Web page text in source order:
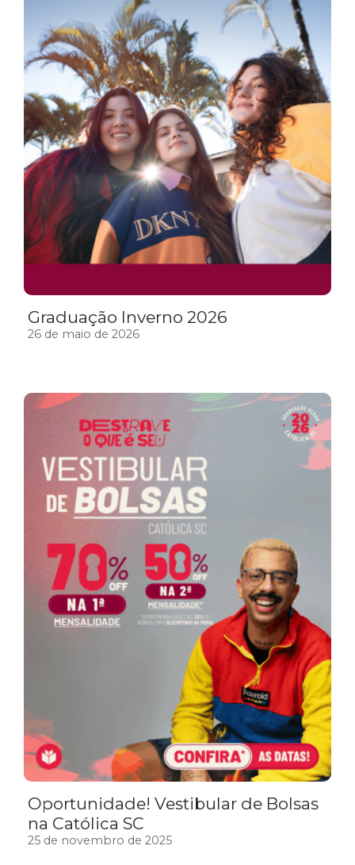
Graduação Inverno 2026
26 de maio de 2026
Oportunidade! Vestibular de Bolsas
na Católica SC
25 de novembro de 2025